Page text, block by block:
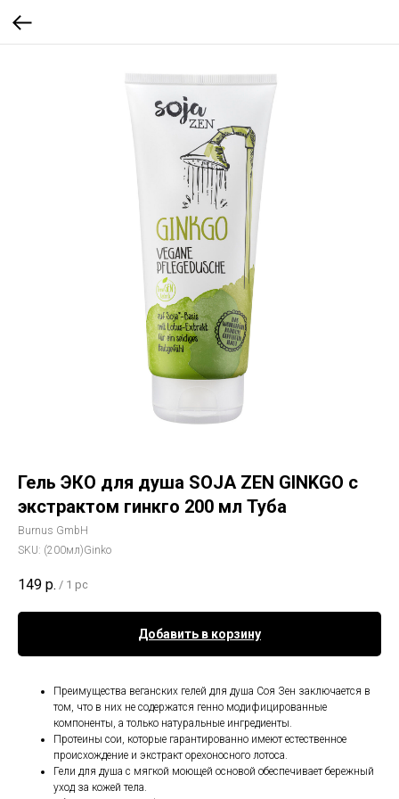
Гель ЭКО для душа SOJA ZEN GINKGO с
экстрактом гинкго 200 мл Туба
Burnus GmbH
SKU: (200мл)Ginko
149 р. / 1 pc
Добавить в корзину
Преимущества веганских гелей для душа Соя Зен заключается в
том, что в них не содержатся генно модифицированные
компоненты, а только натуральные ингредиенты.
Протеины сои, которые гарантированно имеют естественное
происхождение и экстракт орехоносного лотоса.
Гели для душа с мягкой моющей основой обеспечивает бережный
уход за кожей тела.